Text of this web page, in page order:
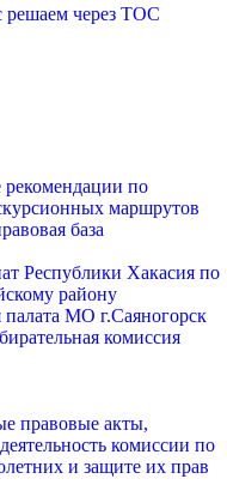
через ТОС
по
маршрутов
база
Республики Хакасия по
району
палата МО г.Саяногорск
комиссия
правовые акты,
комиссии по
и защите их прав